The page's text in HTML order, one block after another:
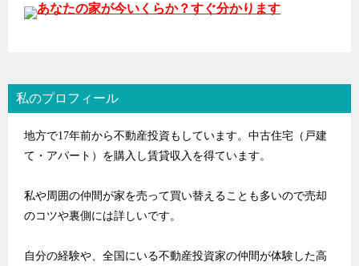
あなたの家が今いくらか？すぐ分かります
私のプロフィール
地方で17年前から不動産投資もしています。中古住宅（戸建
て・アパート）を購入し賃貸収入を得ています。
私や周囲の仲間が家を売って買い替えることも多いので売却
のコツや裏側には詳しいです。
自分の経験や、全国にいる不動産投資家の仲間が体験した高